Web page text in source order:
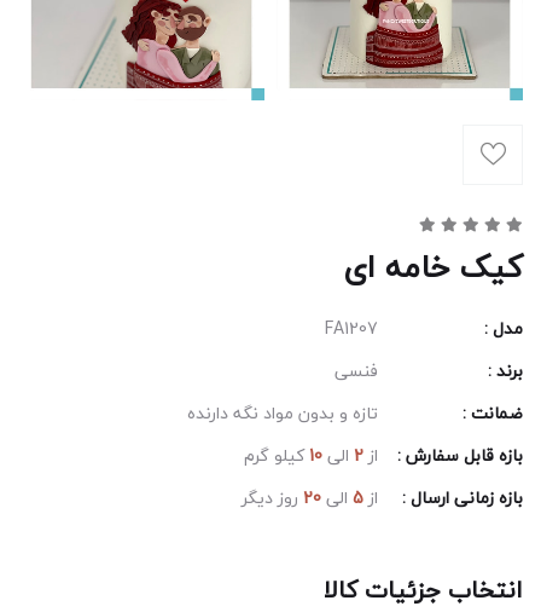
کیک خامه ای
مدل :
FA1207
برند :
فنسی
ضمانت :
تازه و بدون مواد نگه دارنده
بازه قابل سفارش :
از 2 الی10کیلو گرم
بازه زمانی ارسال :
از 5 الی20 روز دیگر
انتخاب جزئیات کالا